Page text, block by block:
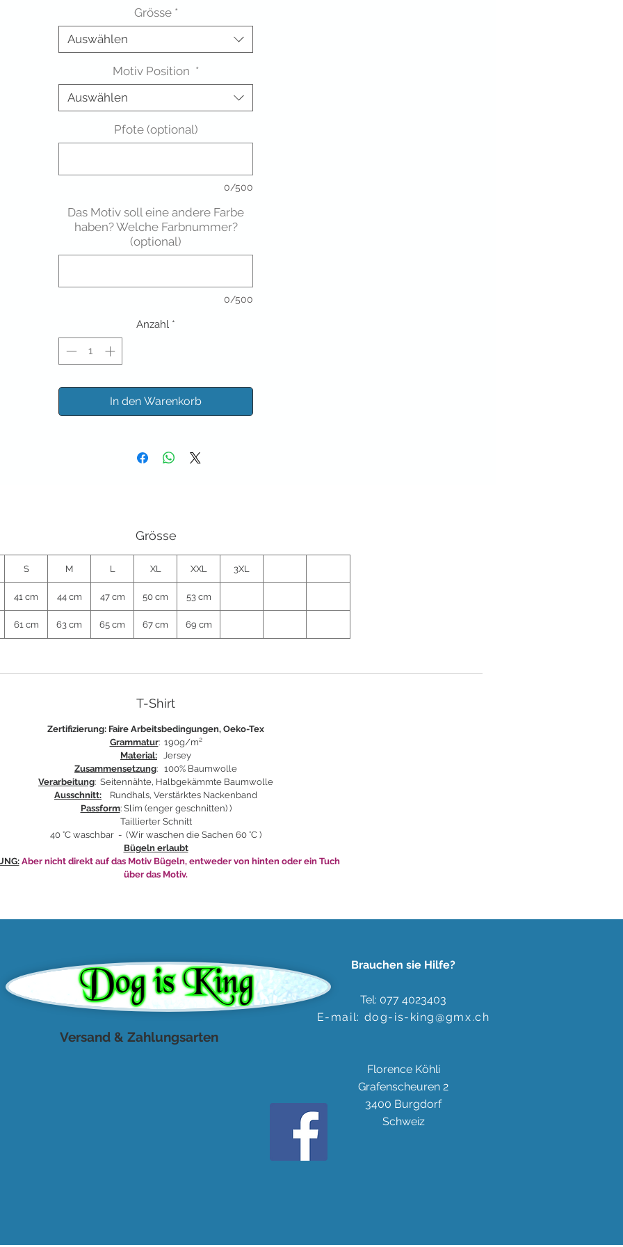
Grösse *
Auswählen
Motiv Position *
Auswählen
Pfote (optional)
0/500
Das Motiv soll eine andere Farbe
haben? Welche Farbnummer?
(optional)
0/500
Anzahl *
In den Warenkorb
Grösse
S M L XL XXL 3XL
41 cm 44 cm 47 cm 50 cm 53 cm
61 cm 63 cm 65 cm 67 cm 69 cm
T-Shirt
Zertifizierung: Faire Arbeitsbedingungen, Oeko-Tex
Grammatur: 190g/m²
Material: Jersey
Zusammensetzung: 100% Baumwolle
Verarbeitung: Seitennähte, Halbgekämmte Baumwolle
Ausschnitt: Rundhals, Verstärktes Nackenband
Passform: Slim (enger geschnitten) )
Taillierter Schnitt
40 °C waschbar - (Wir waschen die Sachen 60 °C )
Bügeln erlaubt
Aber nicht direkt auf das Motiv Bügeln, entweder von hinten oder ein Tuch
über das Motiv.
Versand & Zahlungsarten
Brauchen sie Hilfe?
Tel: 077 4023403
E-mail: dog-is-king@gmx.ch
Florence Köhli
Grafenscheuren 2
3400 Burgdorf
Schweiz